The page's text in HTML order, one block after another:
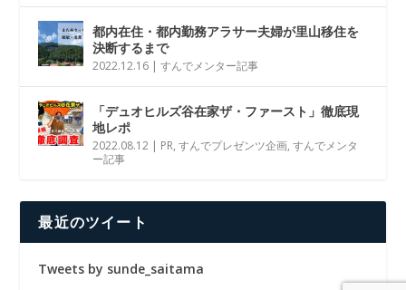
都内在住・都内勤務アラサー夫婦が里山移住を
決断するまで
2022.12.16 |すんでメンター記事
「デュオヒルズ谷在家ザ・ファースト」徹底現
地レポ
2022.08.12 | PR,すんでプレゼンツ企画,すんでメンタ
ー記事
最近のツイート
Tweets by sunde_saitama